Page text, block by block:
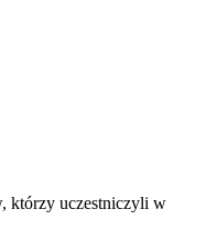
którzy uczestniczyli w